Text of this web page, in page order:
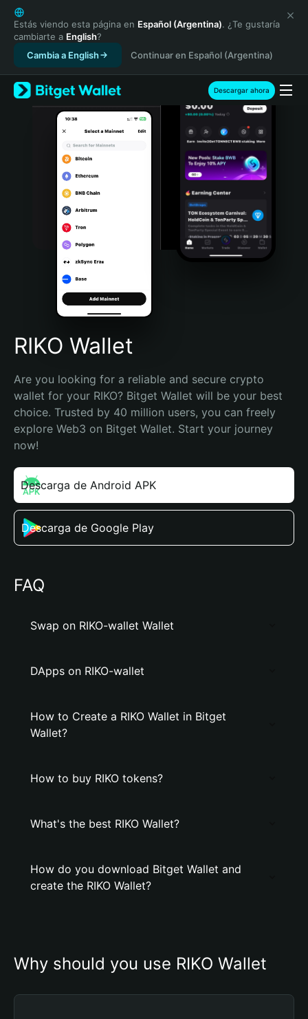
English
日本語
Tiếng Việt
Русский
Español (Latinoamérica)
Türkçe
Italiano
Português (Portugal)
Bahasa Indonesia
Português (Brasil)
Español (Argentina)
Estás viendo esta página en Español (Argentina). ¿Te gustaría
cambiarte a English?
Cambia a English
Continuar en Español (Argentina)
Descargar ahora
RIKO Wallet
Are you looking for a reliable and secure crypto
wallet for your RIKO? Bitget Wallet will be your best
choice. Trusted by 40 million users, you can freely
explore Web3 on Bitget Wallet. Start your journey
now!
Descarga de Android APK
Descarga de Google Play
FAQ
Swap on RIKO-wallet Wallet
DApps on RIKO-wallet
How to Create a RIKO Wallet in Bitget
Wallet?
How to buy RIKO tokens?
What's the best RIKO Wallet?
How do you download Bitget Wallet and
create the RIKO Wallet?
Why should you use RIKO Wallet